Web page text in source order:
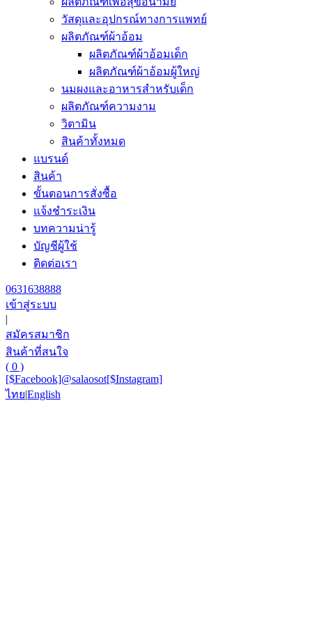
วัสดุและอุปกรณ์ทางการแพทย์
ผลิตภัณฑ์ผ้าอ้อม
ผลิตภัณฑ์ผ้าอ้อมเด็ก
ผลิตภัณฑ์ผ้าอ้อมผู้ใหญ่
นมผงและอาหารสำหรับเด็ก
ผลิตภัณฑ์ความงาม
วิตามิน
สินค้าทั้งหมด
แบรนด์
สินค้า
ขั้นตอนการสั่งซื้อ
แจ้งชำระเงิน
บทความน่ารู้
บัญชีผู้ใช้
ติดต่อเรา
0631638888
เข้าสู่ระบบ
|
สมัครสมาชิก
สินค้าที่สนใจ
( 0 )
[$Facebook]@salaosot[$Instagram]
ไทย|English